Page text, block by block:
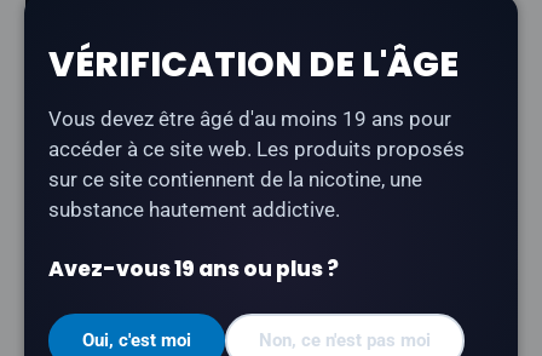
Twelve Monkeys Ice Age - Matata Iced offre un profil
gamme primée Twelve Monkeys, ce produit est
élaboré au Canada sans édulcorants ajoutés.
Type de produit :E-liquide à base de nicotine
Profil aromatique :raisin, pomme, glace
Contenance du flacon :30 ml
VÉRIFICATION DE L'ÂGE
Vous devez être âgé d'au moins 19 ans pour
accéder à ce site web. Les produits proposés
sur ce site contiennent de la nicotine, une
substance hautement addictive.
Avez-vous 19 ans ou plus ?
Oui, c'est moi Non, ce n'est pas moi